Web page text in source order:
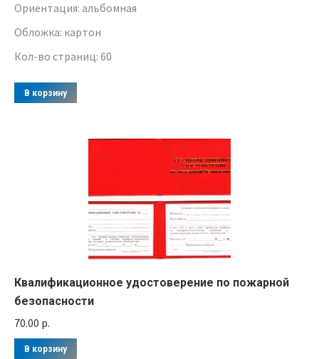
Ориентация: альбомная
Обложка: картон
Кол-во страниц: 60
В корзину
Квалификационное удостоверение по пожарной
безопасности
70.00 р.
В корзину